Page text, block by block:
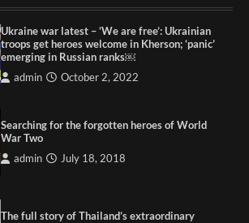
Ukraine war latest – ‘We are free’: Ukrainian
troops get heroes welcome in Kherson; ‘panic’
emerging in Russian ranks￼
admin October 2, 2022
Searching for the forgotten heroes of World
War Two
admin July 18, 2018
The full story of Thailand’s extraordinary